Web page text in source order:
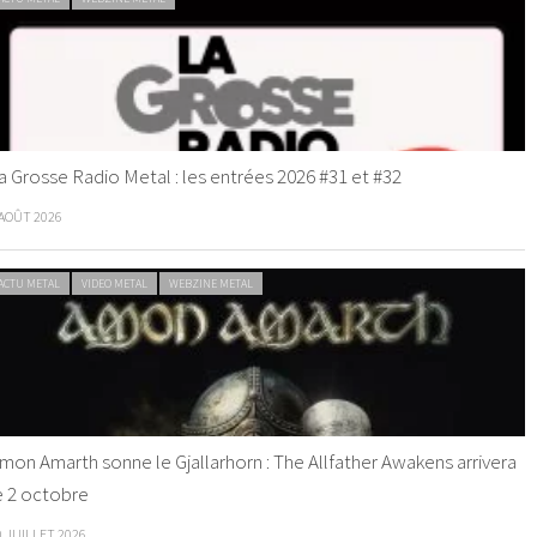
Grosse Radio Metal : les entrées 2026 #31 et #32
2026
METAL VIDEO METAL WEBZINE METAL
Amarth sonne le Gjallarhorn : The Allfather Awakens arrivera
2 octobre